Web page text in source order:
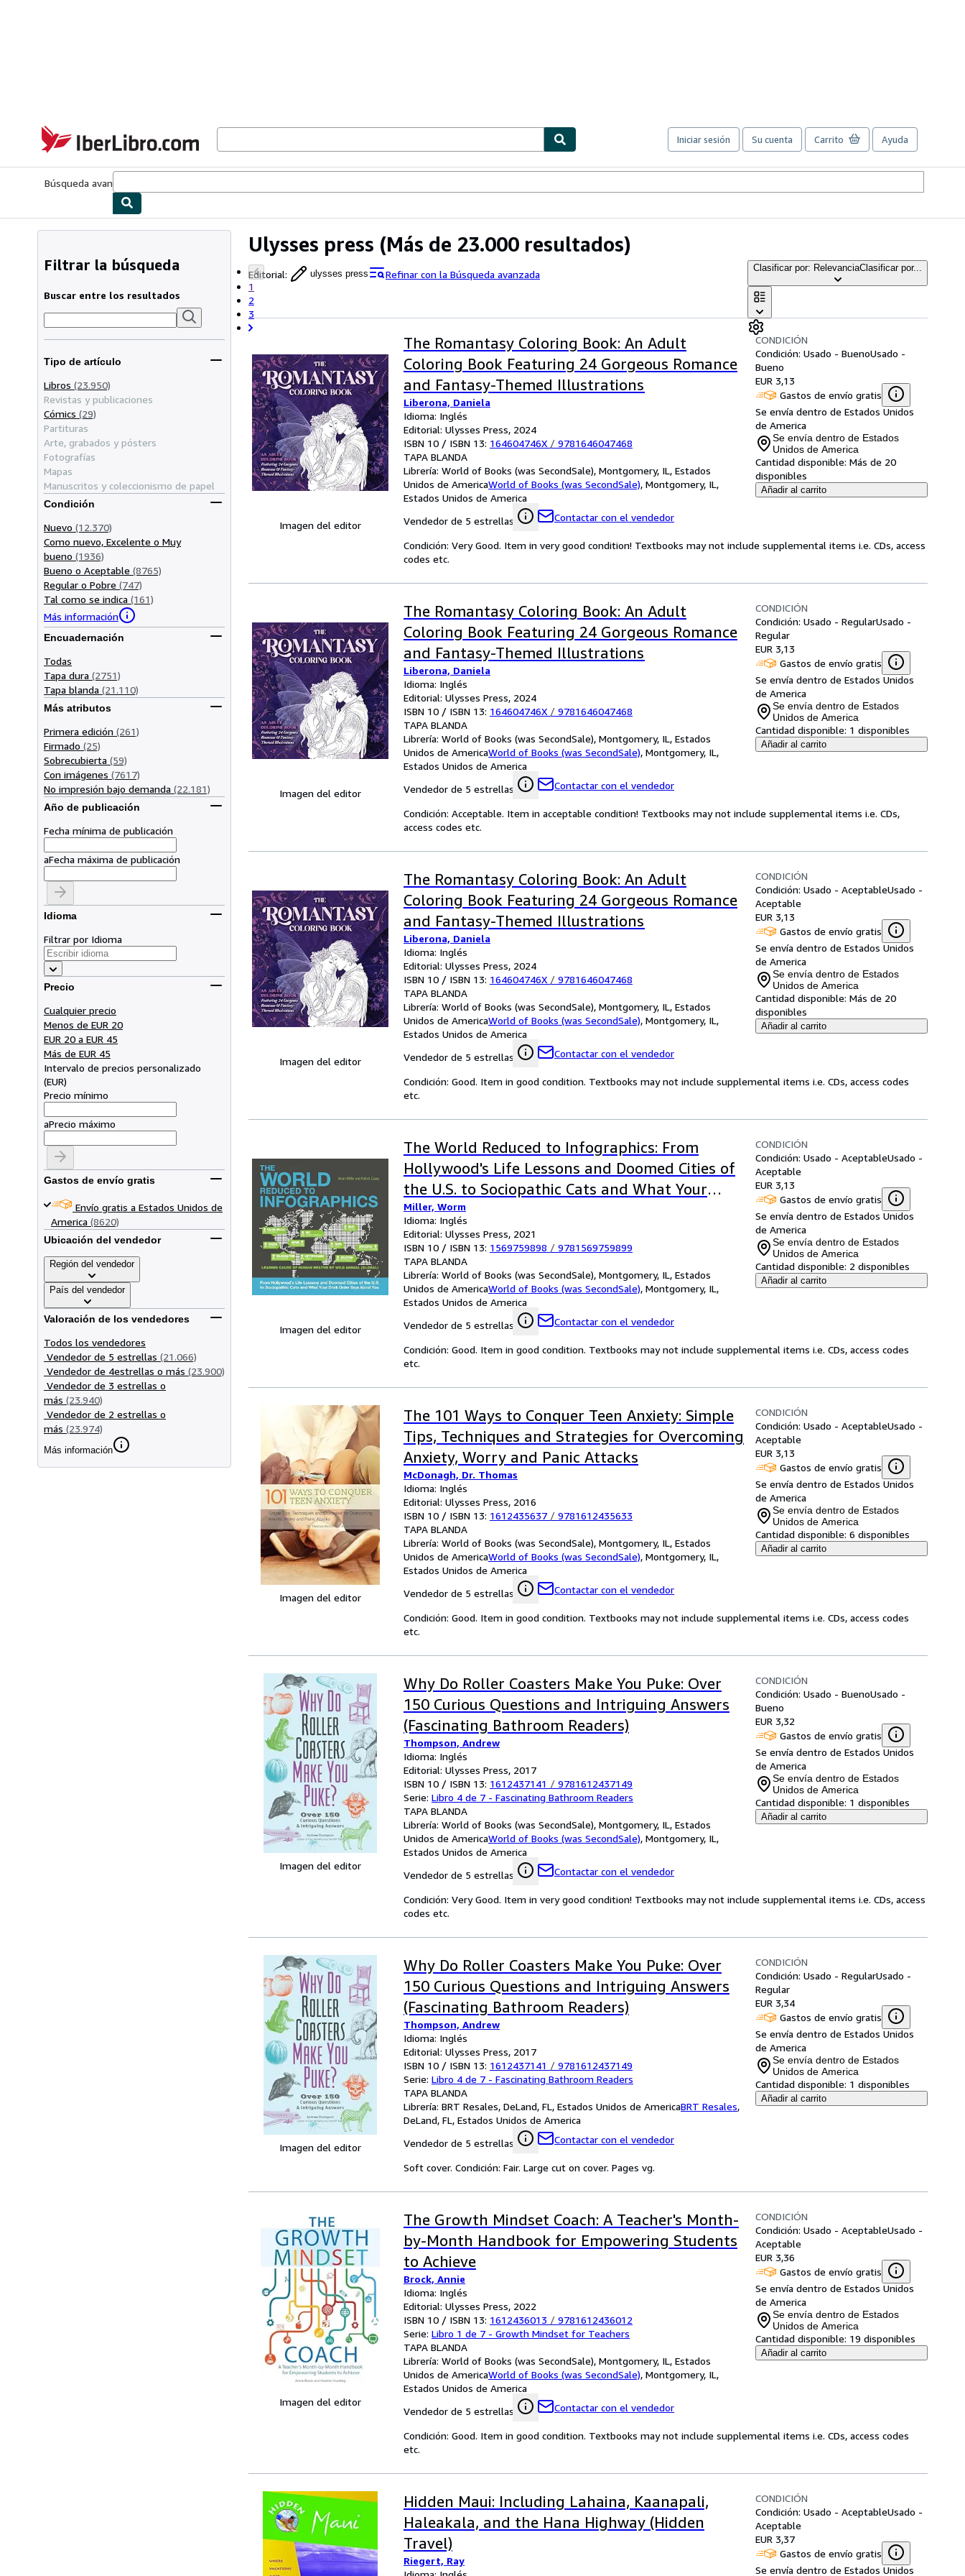
IberLibro.com
Iniciar sesión Su cuenta Carrito Ayuda
Búsqueda avanzada
Ulysses press (Más de 23.000 resultados)
Editorial: ulysses press
Refinar con la Búsqueda avanzada
1
2
3
Clasificar por: RelevanciaClasificar por...
Filtrar la búsqueda
Buscar entre los resultados
Tipo de artículo
Libros (23.950)
Revistas y publicaciones
Cómics (29)
Partituras
Arte, grabados y pósters
Fotografías
Mapas
Manuscritos y coleccionismo de papel
Condición
Nuevo (12.370)
Como nuevo, Excelente o Muy
bueno (1936)
Bueno o Aceptable (8765)
Regular o Pobre (747)
Tal como se indica (161)
Más información
Encuadernación
Todas
Tapa dura (2751)
Tapa blanda (21.110)
Más atributos
Primera edición (261)
Firmado (25)
Sobrecubierta (59)
Con imágenes (7617)
No impresión bajo demanda (22.181)
Año de publicación
Fecha mínima de publicación
aFecha máxima de publicación
Idioma
Filtrar por Idioma
Precio
Cualquier precio
Menos de EUR 20
EUR 20 a EUR 45
Más de EUR 45
Intervalo de precios personalizado
(EUR)
Precio mínimo
aPrecio máximo
Gastos de envío gratis
Envío gratis a Estados Unidos de
America (8620)
Ubicación del vendedor
Región del vendedor
País del vendedor
Valoración de los vendedores
Todos los vendedores
Vendedor de 5 estrellas (21.066)
Vendedor de 4estrellas o más (23.900)
Vendedor de 3 estrellas o
más (23.940)
Vendedor de 2 estrellas o
más (23.974)
Más información
Imagen del editor
The Romantasy Coloring Book: An Adult
Coloring Book Featuring 24 Gorgeous Romance
and Fantasy-Themed Illustrations
Liberona, Daniela
Idioma: Inglés
Editorial: Ulysses Press, 2024
ISBN 10 / ISBN 13: 164604746X / 9781646047468
TAPA BLANDA
Librería: World of Books (was SecondSale), Montgomery, IL, Estados
Unidos de AmericaWorld of Books (was SecondSale), Montgomery, IL,
Estados Unidos de America
Vendedor de 5 estrellas
Contactar con el vendedor
CONDICIÓN
Condición: Usado - BuenoUsado -
Bueno
EUR 3,13
Gastos de envío gratis
Se envía dentro de Estados Unidos
de America
Se envía dentro de Estados
Unidos de America
Cantidad disponible: Más de 20
disponibles
Añadir al carrito
Condición: Very Good. Item in very good condition! Textbooks may not include supplemental items i.e. CDs, access
codes etc.
Imagen del editor
The Romantasy Coloring Book: An Adult
Coloring Book Featuring 24 Gorgeous Romance
and Fantasy-Themed Illustrations
Liberona, Daniela
Idioma: Inglés
Editorial: Ulysses Press, 2024
ISBN 10 / ISBN 13: 164604746X / 9781646047468
TAPA BLANDA
Librería: World of Books (was SecondSale), Montgomery, IL, Estados
Unidos de AmericaWorld of Books (was SecondSale), Montgomery, IL,
Estados Unidos de America
Vendedor de 5 estrellas
Contactar con el vendedor
CONDICIÓN
Condición: Usado - RegularUsado -
Regular
EUR 3,13
Gastos de envío gratis
Se envía dentro de Estados Unidos
de America
Se envía dentro de Estados
Unidos de America
Cantidad disponible: 1 disponibles
Añadir al carrito
Condición: Acceptable. Item in acceptable condition! Textbooks may not include supplemental items i.e. CDs,
access codes etc.
Imagen del editor
The Romantasy Coloring Book: An Adult
Coloring Book Featuring 24 Gorgeous Romance
and Fantasy-Themed Illustrations
Liberona, Daniela
Idioma: Inglés
Editorial: Ulysses Press, 2024
ISBN 10 / ISBN 13: 164604746X / 9781646047468
TAPA BLANDA
Librería: World of Books (was SecondSale), Montgomery, IL, Estados
Unidos de AmericaWorld of Books (was SecondSale), Montgomery, IL,
Estados Unidos de America
Vendedor de 5 estrellas
Contactar con el vendedor
CONDICIÓN
Condición: Usado - AceptableUsado -
Aceptable
EUR 3,13
Gastos de envío gratis
Se envía dentro de Estados Unidos
de America
Se envía dentro de Estados
Unidos de America
Cantidad disponible: Más de 20
disponibles
Añadir al carrito
Condición: Good. Item in good condition. Textbooks may not include supplemental items i.e. CDs, access codes
etc.
Imagen del editor
The World Reduced to Infographics: From
Hollywood's Life Lessons and Doomed Cities of
the U.S. to Sociopathic Cats and What Your
Drink Order Says About You
Miller, Worm
Idioma: Inglés
Editorial: Ulysses Press, 2021
ISBN 10 / ISBN 13: 1569759898 / 9781569759899
TAPA BLANDA
Librería: World of Books (was SecondSale), Montgomery, IL, Estados
Unidos de AmericaWorld of Books (was SecondSale), Montgomery, IL,
Estados Unidos de America
Vendedor de 5 estrellas
Contactar con el vendedor
CONDICIÓN
Condición: Usado - AceptableUsado -
Aceptable
EUR 3,13
Gastos de envío gratis
Se envía dentro de Estados Unidos
de America
Se envía dentro de Estados
Unidos de America
Cantidad disponible: 2 disponibles
Añadir al carrito
Condición: Good. Item in good condition. Textbooks may not include supplemental items i.e. CDs, access codes
etc.
Imagen del editor
The 101 Ways to Conquer Teen Anxiety: Simple
Tips, Techniques and Strategies for Overcoming
Anxiety, Worry and Panic Attacks
McDonagh, Dr. Thomas
Idioma: Inglés
Editorial: Ulysses Press, 2016
ISBN 10 / ISBN 13: 1612435637 / 9781612435633
TAPA BLANDA
Librería: World of Books (was SecondSale), Montgomery, IL, Estados
Unidos de AmericaWorld of Books (was SecondSale), Montgomery, IL,
Estados Unidos de America
Vendedor de 5 estrellas
Contactar con el vendedor
CONDICIÓN
Condición: Usado - AceptableUsado -
Aceptable
EUR 3,13
Gastos de envío gratis
Se envía dentro de Estados Unidos
de America
Se envía dentro de Estados
Unidos de America
Cantidad disponible: 6 disponibles
Añadir al carrito
Condición: Good. Item in good condition. Textbooks may not include supplemental items i.e. CDs, access codes
etc.
Imagen del editor
Why Do Roller Coasters Make You Puke: Over
150 Curious Questions and Intriguing Answers
(Fascinating Bathroom Readers)
Thompson, Andrew
Idioma: Inglés
Editorial: Ulysses Press, 2017
ISBN 10 / ISBN 13: 1612437141 / 9781612437149
Serie: Libro 4 de 7 - Fascinating Bathroom Readers
TAPA BLANDA
Librería: World of Books (was SecondSale), Montgomery, IL, Estados
Unidos de AmericaWorld of Books (was SecondSale), Montgomery, IL,
Estados Unidos de America
Vendedor de 5 estrellas
Contactar con el vendedor
CONDICIÓN
Condición: Usado - BuenoUsado -
Bueno
EUR 3,32
Gastos de envío gratis
Se envía dentro de Estados Unidos
de America
Se envía dentro de Estados
Unidos de America
Cantidad disponible: 1 disponibles
Añadir al carrito
Condición: Very Good. Item in very good condition! Textbooks may not include supplemental items i.e. CDs, access
codes etc.
Imagen del editor
Why Do Roller Coasters Make You Puke: Over
150 Curious Questions and Intriguing Answers
(Fascinating Bathroom Readers)
Thompson, Andrew
Idioma: Inglés
Editorial: Ulysses Press, 2017
ISBN 10 / ISBN 13: 1612437141 / 9781612437149
Serie: Libro 4 de 7 - Fascinating Bathroom Readers
TAPA BLANDA
Librería: BRT Resales, DeLand, FL, Estados Unidos de AmericaBRT Resales,
DeLand, FL, Estados Unidos de America
Vendedor de 5 estrellas
Contactar con el vendedor
CONDICIÓN
Condición: Usado - RegularUsado -
Regular
EUR 3,34
Gastos de envío gratis
Se envía dentro de Estados Unidos
de America
Se envía dentro de Estados
Unidos de America
Cantidad disponible: 1 disponibles
Añadir al carrito
Soft cover. Condición: Fair. Large cut on cover. Pages vg.
Imagen del editor
The Growth Mindset Coach: A Teacher's Month-
by-Month Handbook for Empowering Students
to Achieve
Brock, Annie
Idioma: Inglés
Editorial: Ulysses Press, 2022
ISBN 10 / ISBN 13: 1612436013 / 9781612436012
Serie: Libro 1 de 7 - Growth Mindset for Teachers
TAPA BLANDA
Librería: World of Books (was SecondSale), Montgomery, IL, Estados
Unidos de AmericaWorld of Books (was SecondSale), Montgomery, IL,
Estados Unidos de America
Vendedor de 5 estrellas
Contactar con el vendedor
CONDICIÓN
Condición: Usado - AceptableUsado -
Aceptable
EUR 3,36
Gastos de envío gratis
Se envía dentro de Estados Unidos
de America
Se envía dentro de Estados
Unidos de America
Cantidad disponible: 19 disponibles
Añadir al carrito
Condición: Good. Item in good condition. Textbooks may not include supplemental items i.e. CDs, access codes
etc.
Hidden Maui: Including Lahaina, Kaanapali,
Haleakala, and the Hana Highway (Hidden
Travel)
Riegert, Ray
CONDICIÓN
Condición: Usado - AceptableUsado -
Aceptable
EUR 3,37
Gastos de envío gratis
Se envía dentro de Estados Unidos